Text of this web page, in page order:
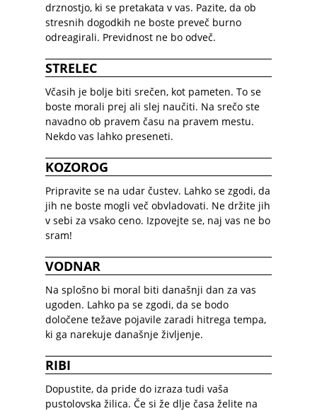
drznostjo, ki se pretakata v vas. Pazite, da ob
stresnih dogodkih ne boste preveč burno
odreagirali. Previdnost ne bo odveč.
STRELEC
Včasih je bolje biti srečen, kot pameten. To se
boste morali prej ali slej naučiti. Na srečo ste
navadno ob pravem času na pravem mestu.
Nekdo vas lahko preseneti.
KOZOROG
Pripravite se na udar čustev. Lahko se zgodi, da
jih ne boste mogli več obvladovati. Ne držite jih
v sebi za vsako ceno. Izpovejte se, naj vas ne bo
sram!
VODNAR
Na splošno bi moral biti današnji dan za vas
ugoden. Lahko pa se zgodi, da se bodo
določene težave pojavile zaradi hitrega tempa,
ki ga narekuje današnje življenje.
RIBI
Dopustite, da pride do izraza tudi vaša
pustolovska žilica. Če si že dlje časa želite na